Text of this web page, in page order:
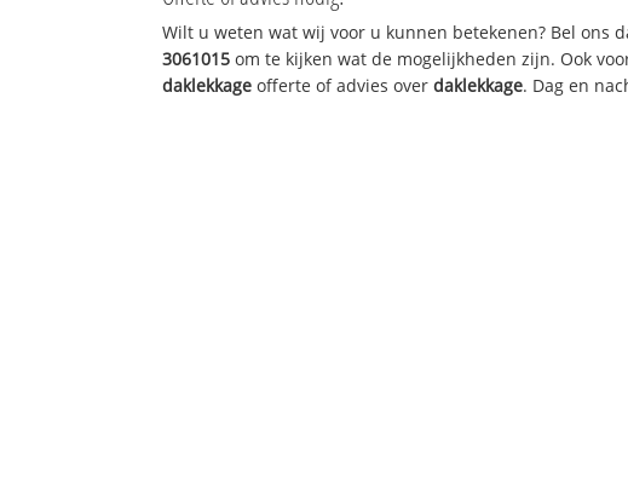
Wilt u weten wat wij voor u kunnen betekenen? Bel ons
3061015 om te kijken wat de mogelijkheden zijn. Ook
daklekkage offerte of advies overdaklekkage. Dag en